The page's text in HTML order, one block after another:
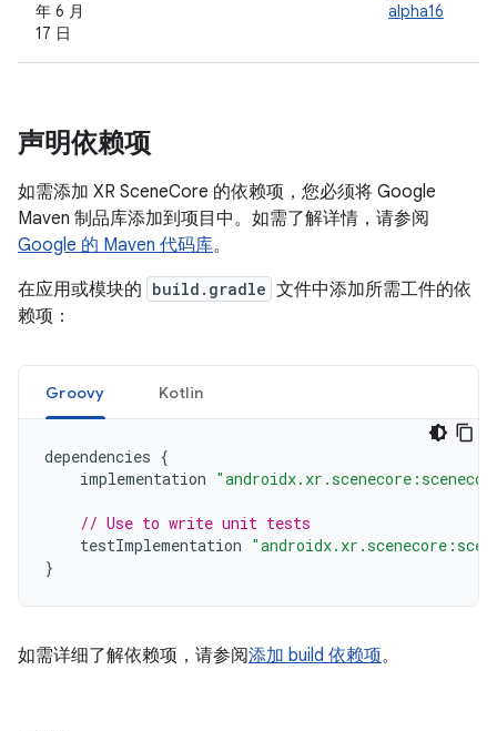
年 6 月
17 日
alpha16
声明依赖项
如需添加 XR SceneCore 的依赖项，您必须将 Google
Maven 制品库添加到项目中。如需了解详情，请参阅
Google 的 Maven 代码库。
在应用或模块的 build.gradle 文件中添加所需工件的依
赖项：
Groovy Kotlin
dependencies {
implementation
// Use to write unit tests
testImplementation
}
如需详细了解依赖项，请参阅添加 build 依赖项。